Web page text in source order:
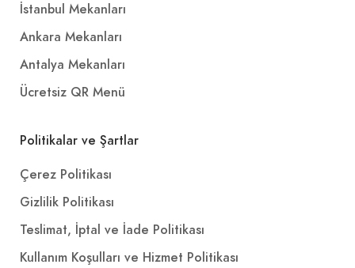
İstanbul Mekanları
Ankara Mekanları
Antalya Mekanları
Ücretsiz QR Menü
Politikalar ve Şartlar
Çerez Politikası
Gizlilik Politikası
Teslimat, İptal ve İade Politikası
Kullanım Koşulları ve Hizmet Politikası